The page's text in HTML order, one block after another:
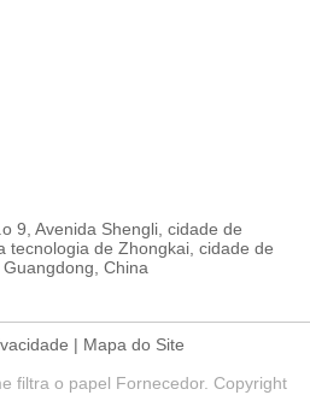
9, Avenida Shengli, cidade de
tecnologia de Zhongkai, cidade de
China
| Mapa do Site
filtra o papel Fornecedor. Copyright